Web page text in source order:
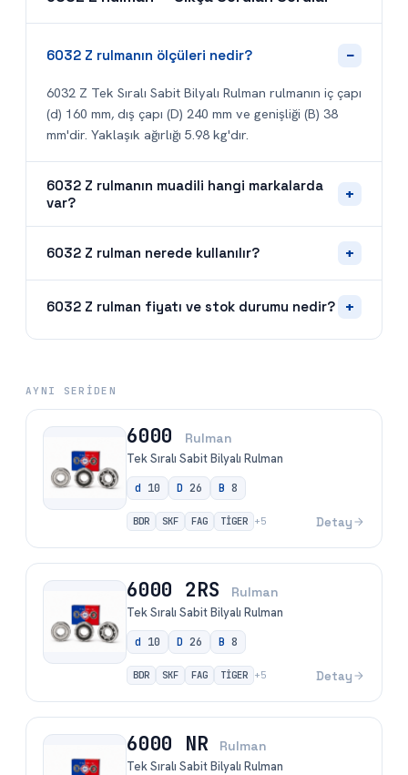
6032 Z rulmanın ölçüleri nedir? −
6032 Z Tek Sıralı Sabit Bilyalı Rulman rulmanın iç çapı
(d) 160 mm, dış çapı (D) 240 mm ve genişliği (B) 38
mm'dir. Yaklaşık ağırlığı 5.98 kg'dır.
6032 Z rulmanın muadili hangi markalarda
var?
+
6032 Z rulman nerede kullanılır? +
6032 Z rulman fiyatı ve stok durumu nedir? +
AYNI SERIDEN
6000 Rulman
Tek Sıralı Sabit Bilyalı Rulman
d 10 D 26 B 8
BDR SKF FAG TİGER +5 Detay
6000 2RS Rulman
Tek Sıralı Sabit Bilyalı Rulman
d 10 D 26 B 8
BDR SKF FAG TİGER +5 Detay
6000 NR Rulman
Tek Sıralı Sabit Bilyalı Rulman